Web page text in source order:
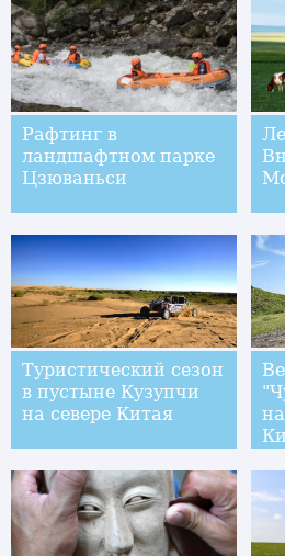
Рафтинг в
ландшафтном парке
Цзюваньси
Туристический сезон
в пустыне Кузупчи
на севере Китая